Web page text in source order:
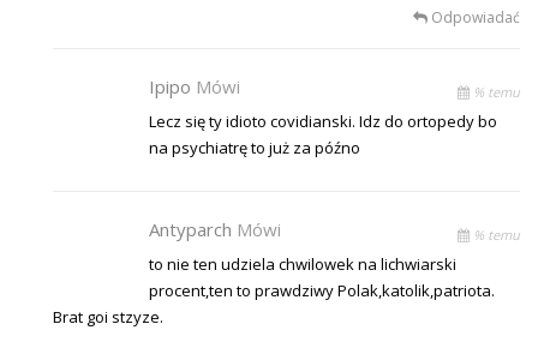
Odpowiadać
Ipipo Mówi % temu
Lecz się ty idioto covidianski. Idz do ortopedy bo
na psychiatrę to już za późno
Antyparch Mówi % temu
to nie ten udziela chwilowek na lichwiarski
procent,ten to prawdziwy Polak,katolik,patriota.
Brat goi stzyze.